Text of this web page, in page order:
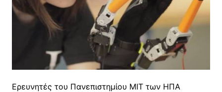
Ερευνητές του Πανεπιστημίου ΜΙΤ των ΗΠΑ